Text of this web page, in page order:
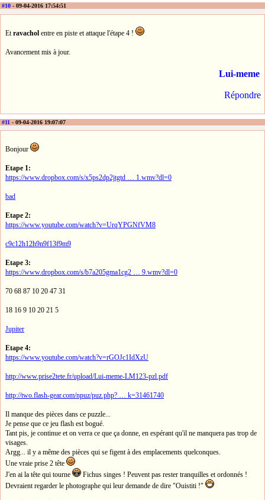
#10 - 09-04-2016 17:54:51
Et ravachol entre en piste et attaque l'étape 4 !
Avancement mis à jour.
Lui-meme
Répondre
#11 - 09-04-2016 19:07:07
Bonjour
Etape 1:
https://www.dropbox.com/s/x5ps2dp2jtgtd … 1.wmv?dl=0
bad
Etape 2:
https://www.youtube.com/watch?v=UrqYPGNfVM8
c9c12h12h9n9f13f9m9
Etape 3:
https://www.dropbox.com/s/b7a205gma1cg2 … 9.wmv?dl=0
70 68 87 10 20 47 31
18 16 9 10 20 21 5
Jupiter
Etape 4:
https://www.youtube.com/watch?v=rGOJc1IdXzU
http://www.prise2tete.fr/upload/Lui-meme-LM123-pzl.pdf
http://two.flash-gear.com/npuz/puz.php? … k=31461740
Il manque des pièces dans ce puzzle...
Je pense que ce jeu flash est bogué.
Tant pis, je continue et on verra ce que ça donne, en espérant qu'il ne manquera pas trop de
visages.
Argg... il y a même des pièces qui se figent à des emplacements quelconques.
Une vraie prise 2 tête
J'en ai la tête qui tourne
Fichus singes ! Peuvent pas rester tranquilles et ordonnés !
Devraient regarder le photographe qui leur demande de dire "Ouistiti !"